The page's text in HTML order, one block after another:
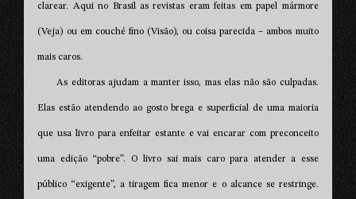
clarear. Aqui no Brasil as revistas eram feitas em papel mármore
(Veja) ou em couché fino (Visão), ou coisa parecida – ambos muito
mais caros.
As editoras ajudam a manter isso, mas elas não são culpadas.
Elas estão atendendo ao gosto brega e superficial de uma maioria
que usa livro para enfeitar estante e vai encarar com preconceito
uma edição “pobre”. O livro sai mais caro para atender a esse
público “exigente”, a tiragem fica menor e o alcance se restringe.